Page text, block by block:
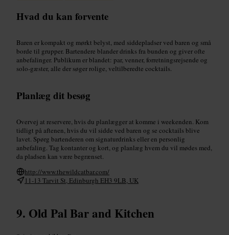
Hvad du kan forvente
Baren er kompakt og mørkt belyst, med siddepladser ved baren og små
borde til grupper. Bartendere blander drinks fra bunden og giver ofte
anbefalinger. Publikum er blandet: par, venner, forretningsrejsende og
solo-gæster, alle der søger rolige, veltilberedte cocktails.
Planlæg dit besøg
Overvej at reservere, hvis du planlægger at komme i weekenden. Kom
tidligt på aftenen, hvis du vil sidde ved baren og se cocktails blive
lavet. Spørg bartenderen om signaturdrinks eller en personlig
anbefaling. Tag kontanter og kort, og planlæg hvem du vil mødes med,
da pladsen kan være begrænset.
http://www.thewildcatbar.com/
11-13 Tarvit St, Edinburgh EH3 9LB, UK
Old Pal Bar and Kitchen